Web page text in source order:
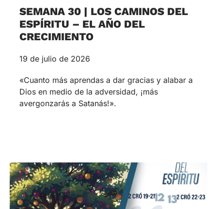
SEMANA 30 | LOS CAMINOS DEL
ESPÍRITU – EL AÑO DEL
CRECIMIENTO
19 de julio de 2026
«Cuanto más aprendas a dar gracias y alabar a
Dios en medio de la adversidad, ¡más
avergonzarás a Satanás!».